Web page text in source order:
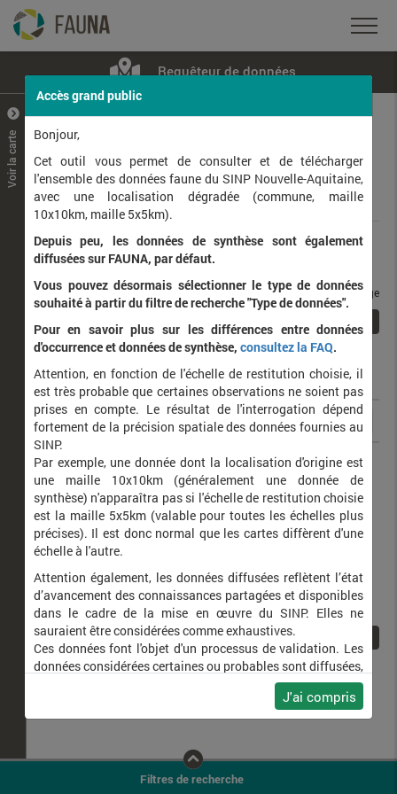
Requêteur de données
+
–
Voir la carte
Données
Rang taxonomique :
Affichage de1à 1sur1
taxons / page
Nom latin Nom vernaculaire
Anguis fragilis Orvet fragile (L')
Filtres de recherche
Accès grand public
Bonjour,
Cet outil vous permet de consulter et de télécharger
l'ensemble des données faune du SINP Nouvelle-Aquitaine,
avec une localisation dégradée (commune, maille
10x10km, maille 5x5km).
Depuis peu, les données de synthèse sont également
diffusées sur FAUNA, par défaut.
Vous pouvez désormais sélectionner le type de données
souhaité à partir du filtre de recherche "Type de données".
Pour en savoir plus sur les différences entre données
d'occurrence et données de synthèse, consultez la FAQ.
Attention, en fonction de l'échelle de restitution choisie, il
est très probable que certaines observations ne soient pas
prises en compte. Le résultat de l'interrogation dépend
fortement de la précision spatiale des données fournies au
SINP.
Par exemple, une donnée dont la localisation d'origine est
une maille 10x10km (généralement une donnée de
synthèse) n'apparaîtra pas si l'échelle de restitution choisie
est la maille 5x5km (valable pour toutes les échelles plus
précises). Il est donc normal que les cartes diffèrent d'une
échelle à l'autre.
Attention également, les données diffusées reflètent l’état
d’avancement des connaissances partagées et disponibles
dans le cadre de la mise en œuvre du SINP. Elles ne
sauraient être considérées comme exhaustives.
Ces données font l'objet d'un processus de validation. Les
données considérées certaines ou probables sont diffusées,
ainsi que celles pour lesquelles la méthode n'est pas
J'ai compris